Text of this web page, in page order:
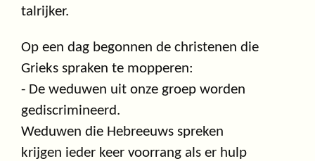
talrijker.
Op een dag begonnen de christenen die
Grieks spraken te mopperen:
- De weduwen uit onze groep worden
gediscrimineerd.
Weduwen die Hebreeuws spreken
krijgen ieder keer voorrang als er hulp